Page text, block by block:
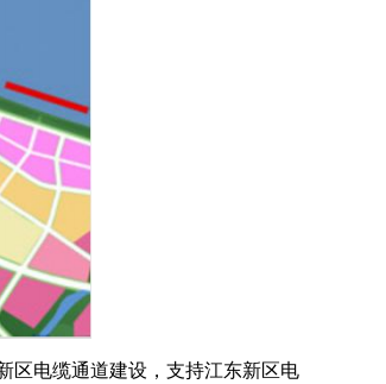
区电缆通道建设，支持江东新区电